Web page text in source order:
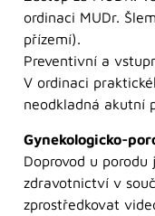
ordinaci MUDr.
přízemí).
Preventivní a
V ordinaci
neodkladná akutní
Gynekologicko-
Doprovod u
zdravotnictví v
zprostředkovat